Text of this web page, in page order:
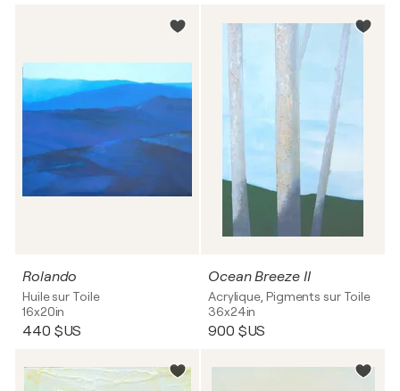
Rolando
Huile sur Toile
16x20in
440 $US
Ocean Breeze II
Acrylique, Pigments sur Toile
36x24in
900 $US